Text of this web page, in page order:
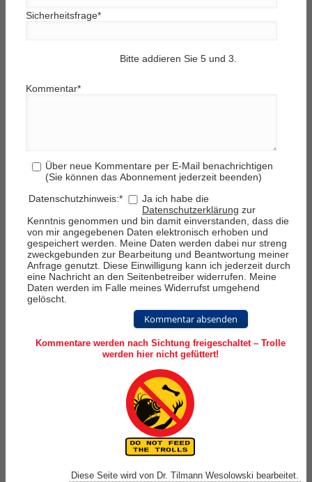
Sicherheitsfrage*
Bitte addieren Sie 5 und 3.
Kommentar*
Über neue Kommentare per E-Mail benachrichtigen
(Sie können das Abonnement jederzeit beenden)
Datenschutzhinweis:*
Ja ich habe die
Datenschutzerklärung zur
Kenntnis genommen und bin damit einverstanden, dass die
von mir angegebenen Daten elektronisch erhoben und
gespeichert werden. Meine Daten werden dabei nur streng
zweckgebunden zur Bearbeitung und Beantwortung meiner
Anfrage genutzt. Diese Einwilligung kann ich jederzeit durch
eine Nachricht an den Seitenbetreiber widerrufen. Meine
Daten werden im Falle meines Widerrufst umgehend
gelöscht.
Kommentar absenden
Kommentare werden nach Sichtung freigeschaltet – Trolle
werden hier nicht gefüttert!
Diese Seite wird von Dr. Tilmann Wesolowski bearbeitet.